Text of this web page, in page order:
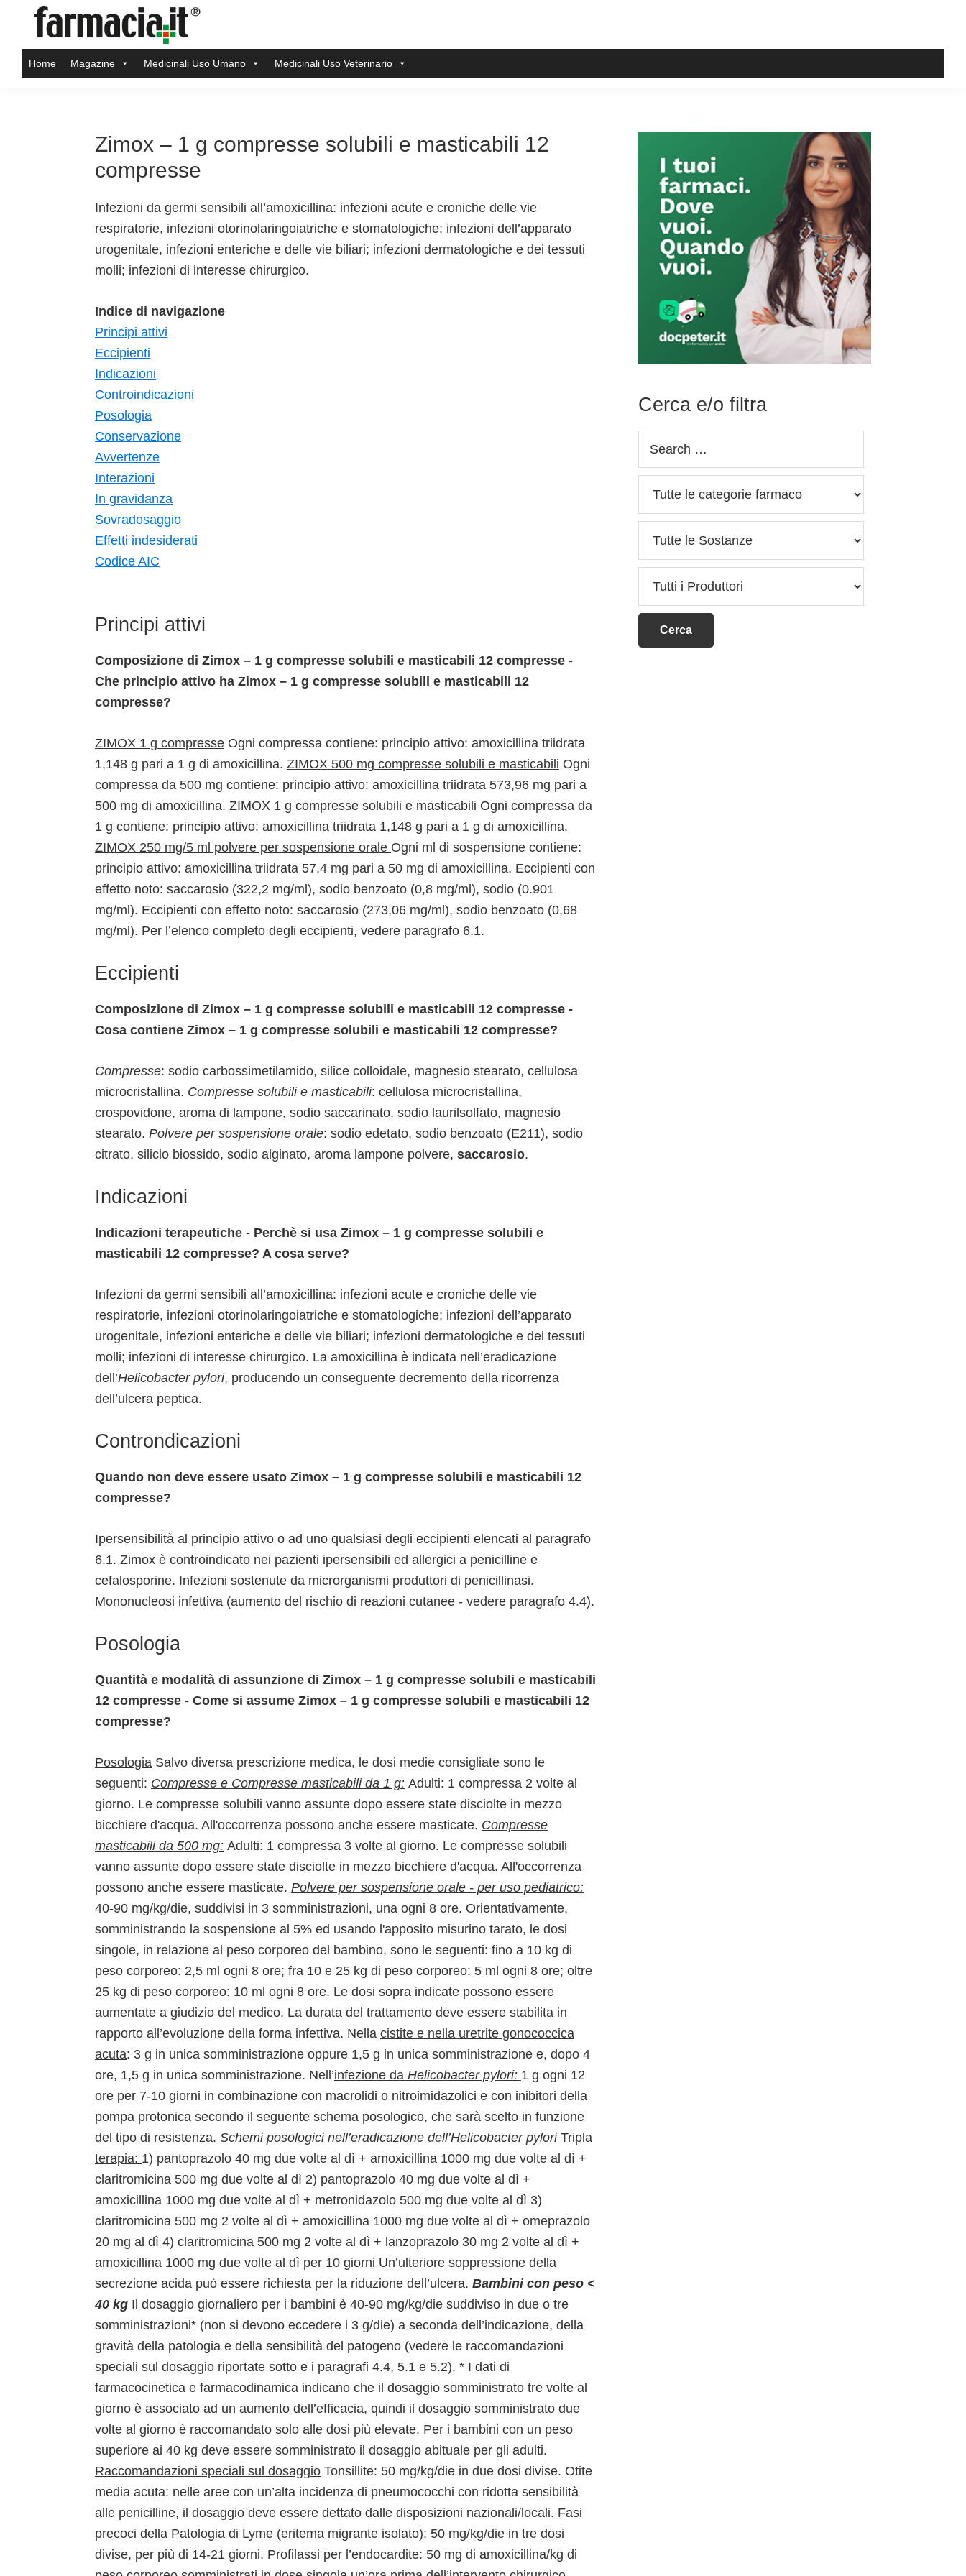
primary
main
primary
footerFarmacia.it
magazine
Home Magazine Medicinali Uso Umano Medicinali Uso Veterinario
Zimox – 1 g compresse solubili e masticabili 12
compresse
Infezioni da germi sensibili all’amoxicillina: infezioni acute e croniche delle vie
respiratorie, infezioni otorinolaringoiatriche e stomatologiche; infezioni dell’apparato
urogenitale, infezioni enteriche e delle vie biliari; infezioni dermatologiche e dei tessuti
molli; infezioni di interesse chirurgico.
Indice di navigazione
Principi attivi
Eccipienti
Indicazioni
Controindicazioni
Posologia
Conservazione
Avvertenze
Interazioni
In gravidanza
Sovradosaggio
Effetti indesiderati
Codice AIC
Principi attivi
Composizione di Zimox – 1 g compresse solubili e masticabili 12 compresse -
Che principio attivo ha Zimox – 1 g compresse solubili e masticabili 12
compresse?
ZIMOX 1 g compresse Ogni compressa contiene: principio attivo: amoxicillina triidrata
1,148 g pari a 1 g di amoxicillina. ZIMOX 500 mg compresse solubili e masticabili Ogni
compressa da 500 mg contiene: principio attivo: amoxicillina triidrata 573,96 mg pari a
500 mg di amoxicillina. ZIMOX 1 g compresse solubili e masticabili Ogni compressa da
1 g contiene: principio attivo: amoxicillina triidrata 1,148 g pari a 1 g di amoxicillina.
ZIMOX 250 mg/5 ml polvere per sospensione orale Ogni ml di sospensione contiene:
principio attivo: amoxicillina triidrata 57,4 mg pari a 50 mg di amoxicillina. Eccipienti con
effetto noto: saccarosio (322,2 mg/ml), sodio benzoato (0,8 mg/ml), sodio (0.901
mg/ml). Eccipienti con effetto noto: saccarosio (273,06 mg/ml), sodio benzoato (0,68
mg/ml). Per l’elenco completo degli eccipienti, vedere paragrafo 6.1.
Eccipienti
Composizione di Zimox – 1 g compresse solubili e masticabili 12 compresse -
Cosa contiene Zimox – 1 g compresse solubili e masticabili 12 compresse?
Compresse: sodio carbossimetilamido, silice colloidale, magnesio stearato, cellulosa
microcristallina. Compresse solubili e masticabili: cellulosa microcristallina,
crospovidone, aroma di lampone, sodio saccarinato, sodio laurilsolfato, magnesio
stearato. Polvere per sospensione orale: sodio edetato, sodio benzoato (E211), sodio
citrato, silicio biossido, sodio alginato, aroma lampone polvere, saccarosio.
Indicazioni
Indicazioni terapeutiche - Perchè si usa Zimox – 1 g compresse solubili e
masticabili 12 compresse? A cosa serve?
Infezioni da germi sensibili all’amoxicillina: infezioni acute e croniche delle vie
respiratorie, infezioni otorinolaringoiatriche e stomatologiche; infezioni dell’apparato
urogenitale, infezioni enteriche e delle vie biliari; infezioni dermatologiche e dei tessuti
molli; infezioni di interesse chirurgico. La amoxicillina è indicata nell’eradicazione
dell’Helicobacter pylori, producendo un conseguente decremento della ricorrenza
dell’ulcera peptica.
Controndicazioni
Quando non deve essere usato Zimox – 1 g compresse solubili e masticabili 12
compresse?
Ipersensibilità al principio attivo o ad uno qualsiasi degli eccipienti elencati al paragrafo
6.1. Zimox è controindicato nei pazienti ipersensibili ed allergici a penicilline e
cefalosporine. Infezioni sostenute da microrganismi produttori di penicillinasi.
Mononucleosi infettiva (aumento del rischio di reazioni cutanee - vedere paragrafo 4.4).
Posologia
Quantità e modalità di assunzione di Zimox – 1 g compresse solubili e masticabili
12 compresse - Come si assume Zimox – 1 g compresse solubili e masticabili 12
compresse?
Posologia Salvo diversa prescrizione medica, le dosi medie consigliate sono le
seguenti: Compresse e Compresse masticabili da 1 g: Adulti: 1 compressa 2 volte al
giorno. Le compresse solubili vanno assunte dopo essere state disciolte in mezzo
bicchiere d'acqua. All'occorrenza possono anche essere masticate. Compresse
masticabili da 500 mg: Adulti: 1 compressa 3 volte al giorno. Le compresse solubili
vanno assunte dopo essere state disciolte in mezzo bicchiere d'acqua. All'occorrenza
possono anche essere masticate. Polvere per sospensione orale - per uso pediatrico:
40-90 mg/kg/die, suddivisi in 3 somministrazioni, una ogni 8 ore. Orientativamente,
somministrando la sospensione al 5% ed usando l'apposito misurino tarato, le dosi
singole, in relazione al peso corporeo del bambino, sono le seguenti: fino a 10 kg di
peso corporeo: 2,5 ml ogni 8 ore; fra 10 e 25 kg di peso corporeo: 5 ml ogni 8 ore; oltre
25 kg di peso corporeo: 10 ml ogni 8 ore. Le dosi sopra indicate possono essere
aumentate a giudizio del medico. La durata del trattamento deve essere stabilita in
rapporto all’evoluzione della forma infettiva. Nella cistite e nella uretrite gonococcica
acuta: 3 g in unica somministrazione oppure 1,5 g in unica somministrazione e, dopo 4
ore, 1,5 g in unica somministrazione. Nell’infezione da Helicobacter pylori: 1 g ogni 12
ore per 7-10 giorni in combinazione con macrolidi o nitroimidazolici e con inibitori della
pompa protonica secondo il seguente schema posologico, che sarà scelto in funzione
del tipo di resistenza. Schemi posologici nell’eradicazione dell’Helicobacter pylori Tripla
terapia: 1) pantoprazolo 40 mg due volte al dì + amoxicillina 1000 mg due volte al dì +
claritromicina 500 mg due volte al dì 2) pantoprazolo 40 mg due volte al dì +
amoxicillina 1000 mg due volte al dì + metronidazolo 500 mg due volte al dì 3)
claritromicina 500 mg 2 volte al dì + amoxicillina 1000 mg due volte al dì + omeprazolo
20 mg al dì 4) claritromicina 500 mg 2 volte al dì + lanzoprazolo 30 mg 2 volte al dì +
amoxicillina 1000 mg due volte al dì per 10 giorni Un’ulteriore soppressione della
secrezione acida può essere richiesta per la riduzione dell’ulcera. Bambini con peso <
40 kg Il dosaggio giornaliero per i bambini è 40-90 mg/kg/die suddiviso in due o tre
somministrazioni* (non si devono eccedere i 3 g/die) a seconda dell’indicazione, della
gravità della patologia e della sensibilità del patogeno (vedere le raccomandazioni
speciali sul dosaggio riportate sotto e i paragrafi 4.4, 5.1 e 5.2). * I dati di
farmacocinetica e farmacodinamica indicano che il dosaggio somministrato tre volte al
giorno è associato ad un aumento dell’efficacia, quindi il dosaggio somministrato due
volte al giorno è raccomandato solo alle dosi più elevate. Per i bambini con un peso
superiore ai 40 kg deve essere somministrato il dosaggio abituale per gli adulti.
Raccomandazioni speciali sul dosaggio Tonsillite: 50 mg/kg/die in due dosi divise. Otite
media acuta: nelle aree con un’alta incidenza di pneumococchi con ridotta sensibilità
alle penicilline, il dosaggio deve essere dettato dalle disposizioni nazionali/locali. Fasi
precoci della Patologia di Lyme (eritema migrante isolato): 50 mg/kg/die in tre dosi
divise, per più di 14-21 giorni. Profilassi per l’endocardite: 50 mg di amoxicillina/kg di
Sidebar
Cerca e/o filtra